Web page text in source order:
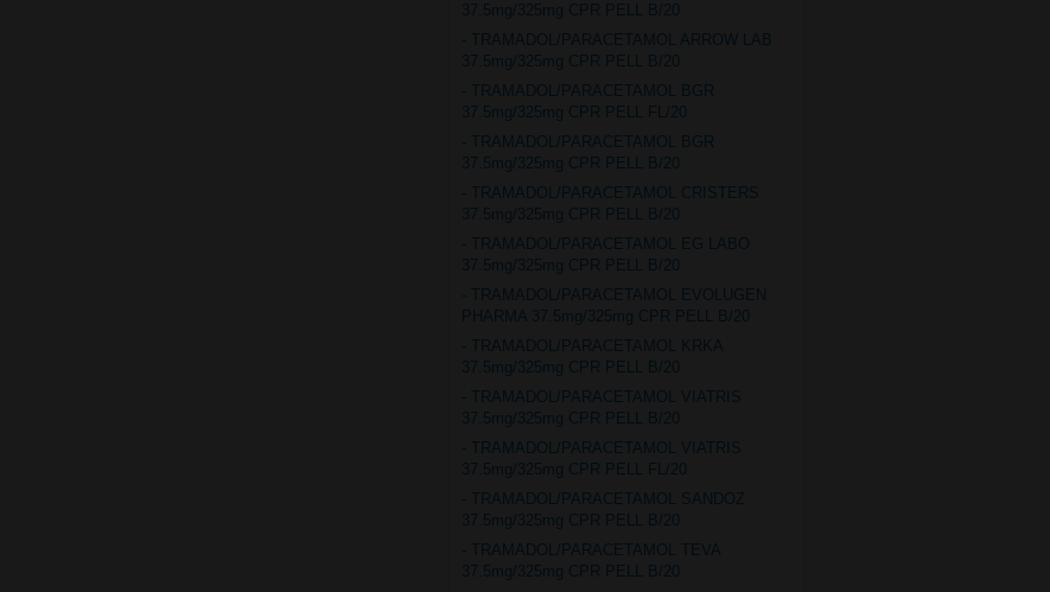
37.5mg/325mg CPR PELL B/20
- TRAMADOL/PARACETAMOL ARROW LAB
37.5mg/325mg CPR PELL B/20
- TRAMADOL/PARACETAMOL BGR
37.5mg/325mg CPR PELL FL/20
- TRAMADOL/PARACETAMOL BGR
37.5mg/325mg CPR PELL B/20
- TRAMADOL/PARACETAMOL CRISTERS
37.5mg/325mg CPR PELL B/20
- TRAMADOL/PARACETAMOL EG LABO
37.5mg/325mg CPR PELL B/20
- TRAMADOL/PARACETAMOL EVOLUGEN
PHARMA 37.5mg/325mg CPR PELL B/20
- TRAMADOL/PARACETAMOL KRKA
37.5mg/325mg CPR PELL B/20
- TRAMADOL/PARACETAMOL VIATRIS
37.5mg/325mg CPR PELL B/20
- TRAMADOL/PARACETAMOL VIATRIS
37.5mg/325mg CPR PELL FL/20
- TRAMADOL/PARACETAMOL SANDOZ
37.5mg/325mg CPR PELL B/20
- TRAMADOL/PARACETAMOL TEVA
37.5mg/325mg CPR PELL B/20